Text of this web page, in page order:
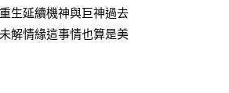
生延續機神與巨神過去
解情緣這事情也算是美